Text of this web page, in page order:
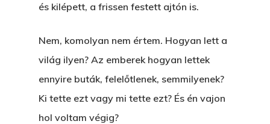
és kilépett, a frissen festett ajtón is.
Nem, komolyan nem értem. Hogyan lett a
világ ilyen? Az emberek hogyan lettek
ennyire buták, felelőtlenek, semmilyenek?
Ki tette ezt vagy mi tette ezt? És én vajon
hol voltam végig?